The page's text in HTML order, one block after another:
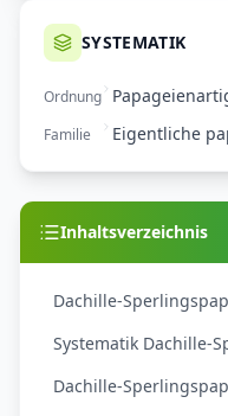
SYSTEMATIK
Ordnung
Familie
Eigentliche
Inhaltsverzeichnis
Dachille-
Systematik Dachille-
Dachille-